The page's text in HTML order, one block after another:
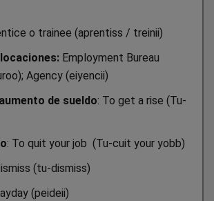
o trainee (aprentiss / treinii)
Employment Bureau
Agency (eiyencii)
de sueldo: To get a rise (Tu-
: To quit your job (Tu-cuit your yobb)
(tu-dismiss)
(peideii)